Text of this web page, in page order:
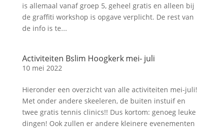
is allemaal vanaf groep 5, geheel gratis en alleen bij
de graffiti workshop is opgave verplicht. De rest van
de info is te...
Activiteiten Bslim Hoogkerk mei- juli
10 mei 2022
Hieronder een overzicht van alle activiteiten mei-juli!
Met onder andere skeeleren, de buiten instuif en
twee gratis tennis clinics!! Dus kortom: genoeg leuke
dingen! Ook zullen er andere kleinere evenementen